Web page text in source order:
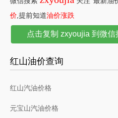
价,提前知道油价涨跌
点击复制 zxyoujia 到微信
红山油价查询
红山汽油价格
元宝山汽油价格